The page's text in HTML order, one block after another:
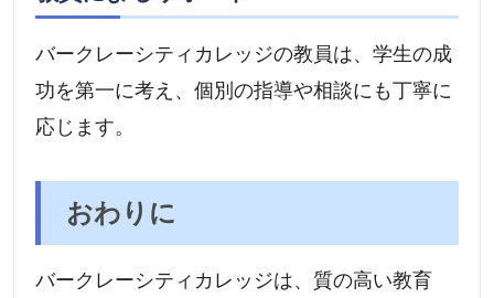
バークレーシティカレッジの教員は、学生の成
功を第一に考え、個別の指導や相談にも丁寧に
応じます。
おわりに
バークレーシティカレッジは、質の高い教育